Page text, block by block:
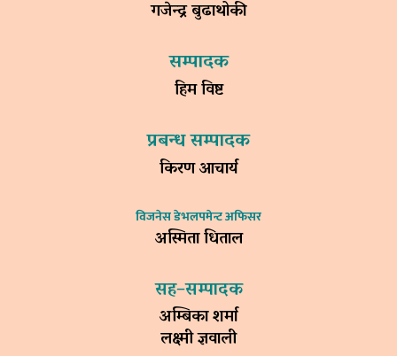
गजेन्द्र बुढाथोकी
सम्पादक
हिम विष्ट
प्रबन्ध सम्पादक
किरण आचार्य
विजनेस डेभलपमेन्ट अफिसर
अस्मिता धिताल
सह–सम्पादक
अम्बिका शर्मा
लक्ष्मी ज्ञवाली